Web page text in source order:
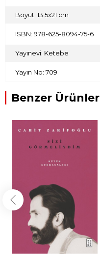
Boyut: 13.5x21 cm
ISBN: 978-625-8094-75-6
Yayınevi: Ketebe
Yayın No: 709
Benzer Ürünler